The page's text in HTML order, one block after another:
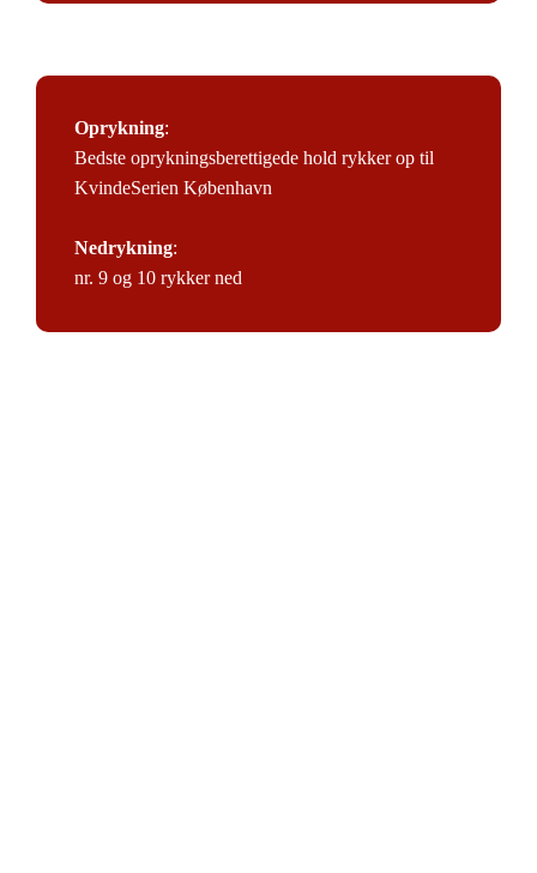
Oprykning:
Bedste oprykningsberettigede hold rykker op til
KvindeSerien København
Nedrykning:
nr. 9 og 10 rykker ned